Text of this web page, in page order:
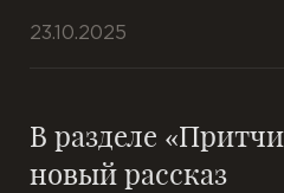
23.10.2025
В разделе
новый рассказ